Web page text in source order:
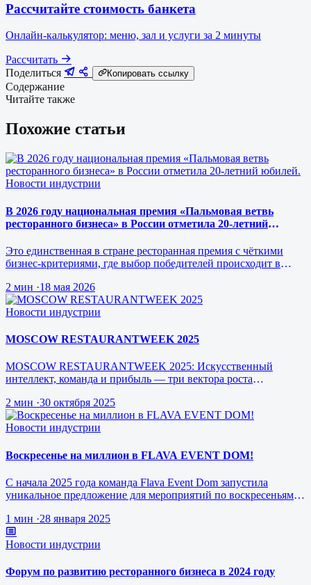
Рассчитайте стоимость банкета
Онлайн-калькулятор: меню, зал и услуги за 2 минуты
Рассчитать
Поделиться
Копировать ссылку
Содержание
Читайте также
Похожие статьи
Новости индустрии
В 2026 году национальная премия «Пальмовая ветвь
ресторанного бизнеса» в России отметила 20-летний
Это единственная в стране ресторанная премия с чёткими
бизнес-критериями, где выбор победителей происходит в
2 мин ·18 мая 2026
Новости индустрии
MOSCOW RESTAURANTWEEK 2025
MOSCOW RESTAURANTWEEK 2025: Искусственный
интеллект, команда и прибыль — три вектора роста
2 мин ·30 октября 2025
Новости индустрии
Воскресенье на миллион в FLAVA EVENT DOM!
С начала 2025 года команда Flava Event Dom запустила
уникальное предложение для мероприятий по воскресеньям за
1 мин ·28 января 2025
Новости индустрии
Форум по развитию ресторанного бизнеса в 2024 году